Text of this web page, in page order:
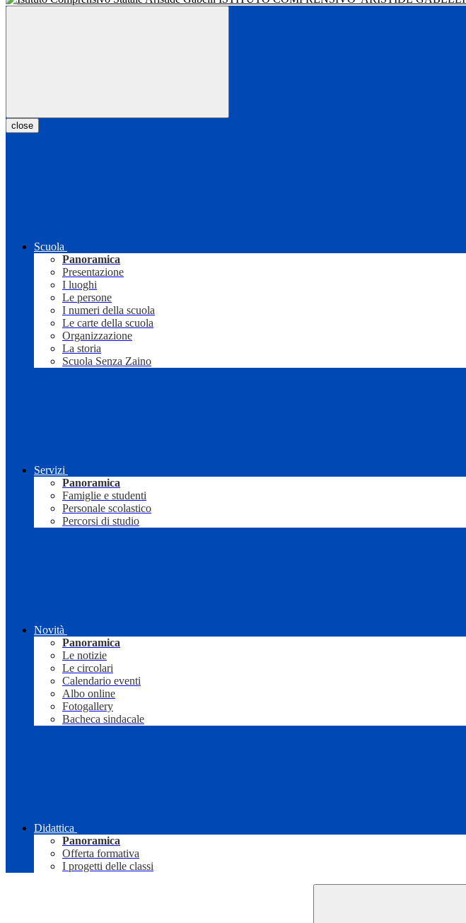
close
Scuola
Panoramica
Presentazione
I luoghi
Le persone
I numeri della scuola
Le carte della scuola
Organizzazione
La storia
Scuola Senza Zaino
Servizi
Panoramica
Famiglie e studenti
Personale scolastico
Percorsi di studio
Novità
Panoramica
Le notizie
Le circolari
Calendario eventi
Albo online
Fotogallery
Bacheca sindacale
Didattica
Panoramica
Offerta formativa
I progetti delle classi